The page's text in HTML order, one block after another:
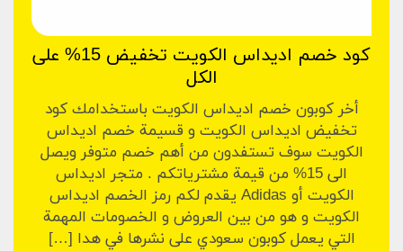
كود خصم اديداس الكويت تخفيض 15% على
الكل
أخر كوبون خصم اديداس الكويت باستخدامك كود
تخفيض اديداس الكويت و قسيمة خصم اديداس
الكويت سوف تستفدون من أهم خصم متوفر ويصل
الى 15% من قيمة مشترياتكم . متجر اديداس
الكويت أو Adidas يقدم لكم رمز الخصم اديداس
الكويت و هو من بين العروض و الخصومات المهمة
التي يعمل كوبون سعودي على نشرها في هدا […]